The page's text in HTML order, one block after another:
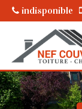
indisponible